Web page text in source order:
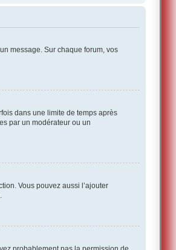
message. Sur chaque forum, vos
dans une limite de temps après
par un modérateur ou un
Vous pouvez aussi l’ajouter